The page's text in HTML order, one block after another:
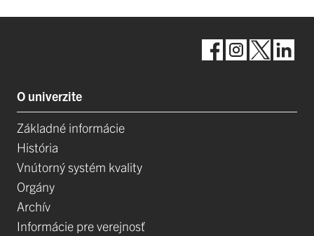
O univerzite
Základné informácie
História
Vnútorný systém kvality
Orgány
Archív
Informácie pre verejnosť